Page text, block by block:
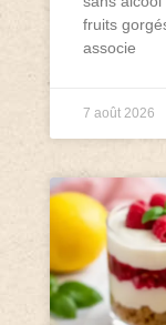
fruits
associe
7 août 2026